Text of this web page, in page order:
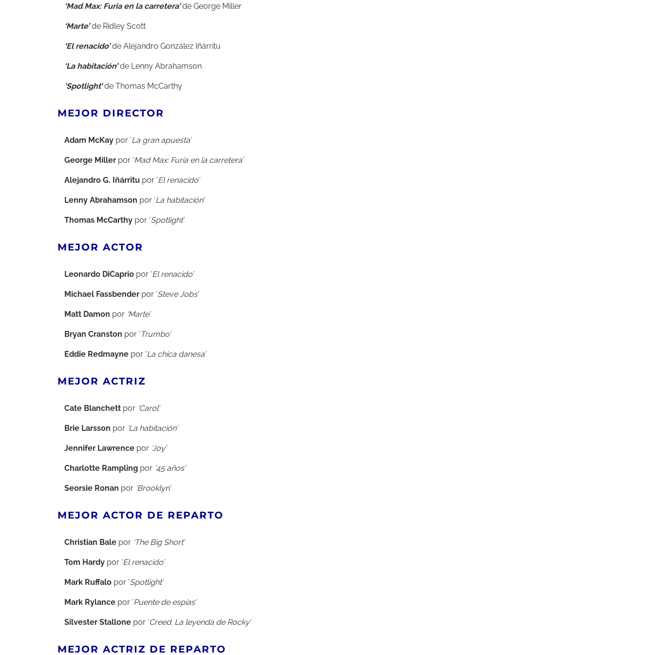
‘Mad Max: Furia en la carretera’ de George Miller
‘Marte’ de Ridley Scott
‘El renacido’ de Alejandro González Iñárritu
‘La habitación’de Lenny Abrahamson
‘Spotlight’de Thomas McCarthy
MEJOR DIRECTOR
Adam McKay por ‘La gran apuesta’
George Miller por ‘Mad Max: Furia en la carretera’
Alejandro G. Iñárritu por ‘El renacido’
Lenny Abrahamson por ‘La habitación’
Thomas McCarthy por ‘Spotlight’
MEJOR ACTOR
Leonardo DiCaprio por ‘El renacido’
Michael Fassbender por ‘Steve Jobs’
Matt Damon por ‘Marte’
Bryan Cranston por ‘ Trumbo’
Eddie Redmayne por ‘La chica danesa’
MEJOR ACTRIZ
Cate Blanchett por ‘Carol’
Brie Larsson por ‘La habitación’
Jennifer Lawrence por ‘Joy’
Charlotte Rampling por ’45 años’
Seorsie Ronan por ‘Brooklyn’
MEJOR ACTOR DE REPARTO
Christian Bale por The Big Short’
Tom Hardy por ‘El renacido’
Mark Ruffalo por ‘Spotlight’
Mark Rylance por ‘Puente de espías’
Silvester Stallone por ‘Creed. La leyenda de Rocky’
MEJOR ACTRIZ DE REPARTO